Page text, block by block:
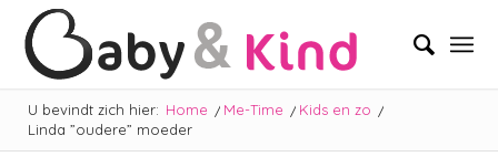
U bevindt zich hier: Home / Me-Time / Kids en zo /
Linda ”oudere” moeder